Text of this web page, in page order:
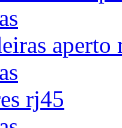
aperto
rj45